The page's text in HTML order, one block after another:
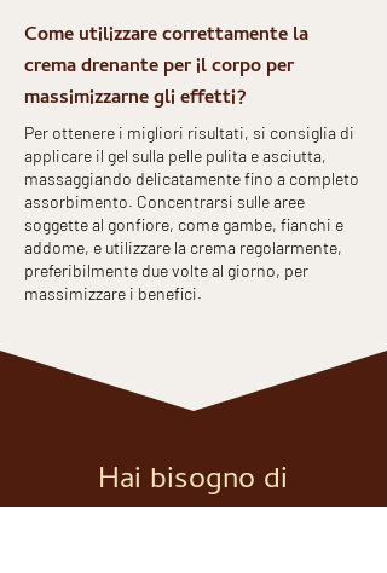
Come utilizzare correttamente la
crema drenante per il corpo per
massimizzarne gli effetti?
Per ottenere i migliori risultati, si consiglia di
applicare il gel sulla pelle pulita e asciutta,
massaggiando delicatamente fino a completo
assorbimento. Concentrarsi sulle aree
soggette al gonfiore, come gambe, fianchi e
addome, e utilizzare la crema regolarmente,
preferibilmente due volte al giorno, per
massimizzare i benefici.
Hai bisogno di